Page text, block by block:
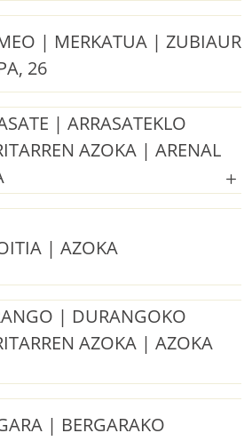
| MERKATUA | ZUBIAUR
26
| ARRASATEKLO
AZOKA | ARENAL
| AZOKA
| DURANGOKO
AZOKA | AZOKA
| BERGARAKO